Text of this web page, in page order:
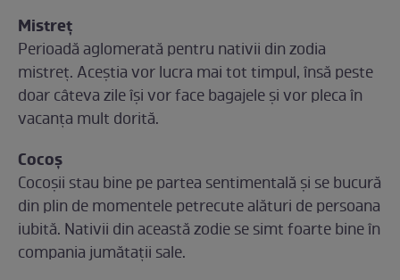
Mistreț
Perioadă aglomerată pentru nativii din zodia
mistreț. Aceștia vor lucra mai tot timpul, însă peste
doar câteva zile își vor face bagajele și vor pleca în
vacanța mult dorită.
Cocoș
Cocoșii stau bine pe partea sentimentală și se bucură
din plin de momentele petrecute alături de persoana
iubită. Nativii din această zodie se simt foarte bine în
compania jumătații sale.